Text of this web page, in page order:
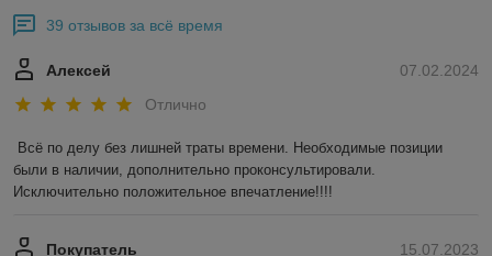
39 отзывов за всё время
07.02.2024
Алексей
Отлично
Всё по делу без лишней траты времени. Необходимые позиции
были в наличии, дополнительно проконсультировали.
Исключительно положительное впечатление!!!!
15.07.2023
Покупатель